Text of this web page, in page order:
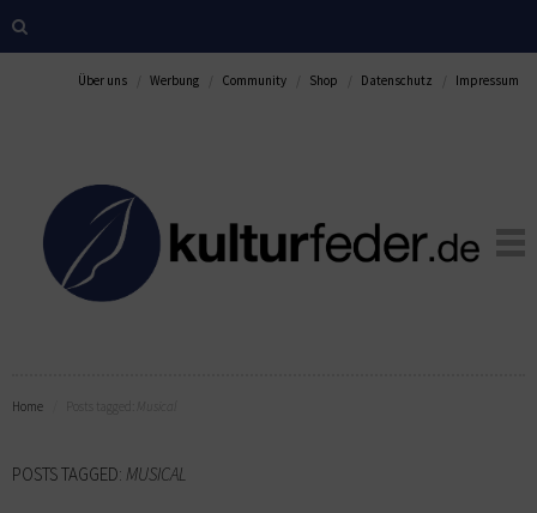
Über uns Werbung Community Shop Datenschutz Impressum
Home
POSTS TAGGED: MUSICAL